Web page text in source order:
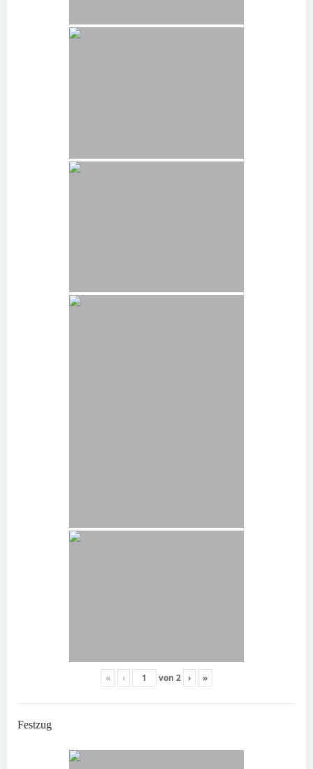
« ‹ von 2 › »
Festzug